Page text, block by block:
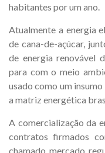
habitantes por um ano.
Atualmente a energia
de cana-de-açúcar,
de energia renovável
para com o meio
usado como um
a matriz energética
A comercialização da
contratos firmados
chamado mercado